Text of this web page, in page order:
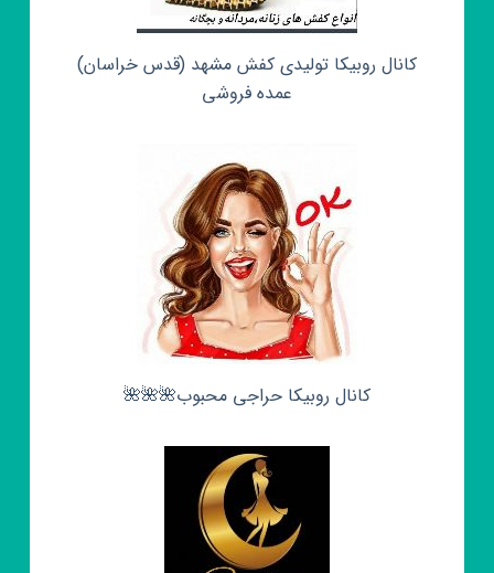
کانال روبیکا تولیدی کفش مشهد (قدس خراسان)
عمده فروشی
کانال روبیکا حراجی محبوب🌺🌺🌺